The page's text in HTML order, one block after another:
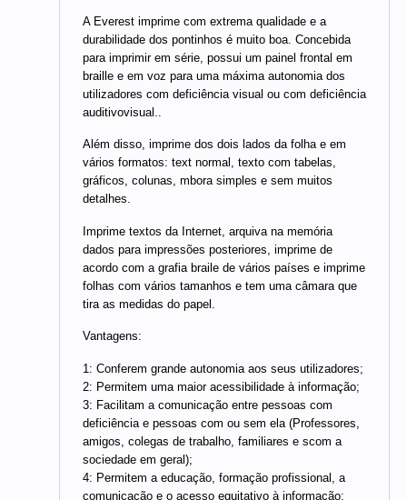
A Everest imprime com extrema qualidade e a
durabilidade dos pontinhos é muito boa. Concebida
para imprimir em série, possui um painel frontal em
braille e em voz para uma máxima autonomia dos
utilizadores com deficiência visual ou com deficiência
auditivovisual..
Além disso, imprime dos dois lados da folha e em
vários formatos: text normal, texto com tabelas,
gráficos, colunas, mbora simples e sem muitos
detalhes.
Imprime textos da Internet, arquiva na memória
dados para impressões posteriores, imprime de
acordo com a grafia braile de vários países e imprime
folhas com vários tamanhos e tem uma câmara que
tira as medidas do papel.
Vantagens:
1: Conferem grande autonomia aos seus utilizadores;
2: Permitem uma maior acessibilidade à informação;
3: Facilitam a comunicação entre pessoas com
deficiência e pessoas com ou sem ela (Professores,
amigos, colegas de trabalho, familiares e scom a
sociedade em geral);
4: Permitem a educação, formação profissional, a
comunicação e o acesso equitativo à informação;